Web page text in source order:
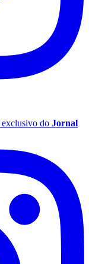
exclusivo do Jornal